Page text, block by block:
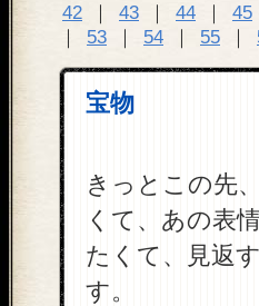
42
｜ 43 ｜ 44 ｜ 45
｜
53 ｜ 54 ｜ 55 ｜
宝物
きっとこの先
くて、あの表
たくて、見返
す。